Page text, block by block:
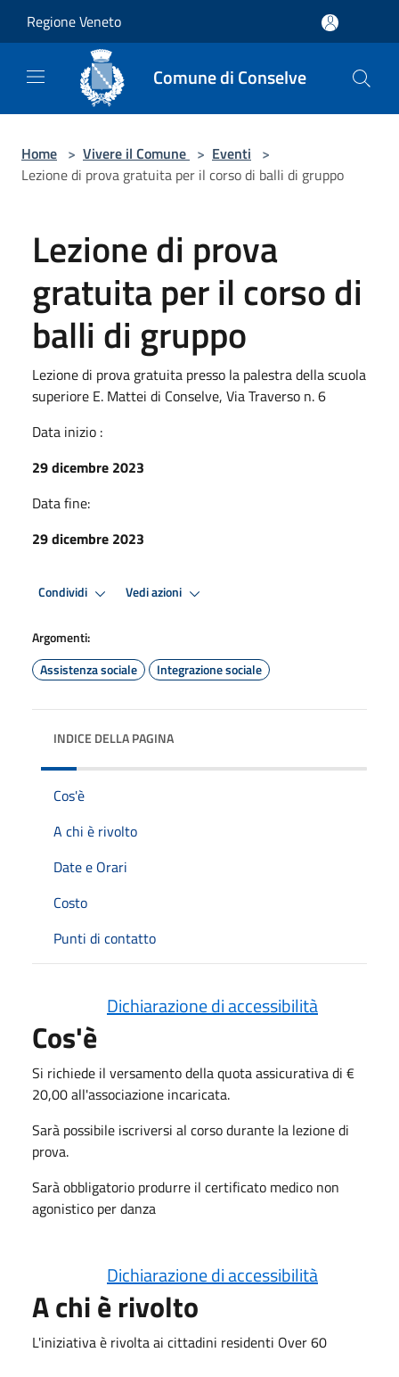
Regione Veneto
Comune di Conselve
Home > Vivere il Comune > Eventi >
Lezione di prova gratuita per il corso di balli di gruppo
Lezione di prova
gratuita per il corso di
balli di gruppo
Lezione di prova gratuita presso la palestra della scuola
superiore E. Mattei di Conselve, Via Traverso n. 6
Data inizio :
29 dicembre 2023
Data fine:
29 dicembre 2023
Condividi Vedi azioni
Argomenti:
Assistenza sociale
Integrazione sociale
INDICE DELLA PAGINA
Cos'è
A chi è rivolto
Date e Orari
Costo
Punti di contatto
Dichiarazione di accessibilità
Cos'è
Si richiede il versamento della quota assicurativa di €
20,00 all'associazione incaricata.
Sarà possibile iscriversi al corso durante la lezione di
prova.
Sarà obbligatorio produrre il certificato medico non
agonistico per danza
Dichiarazione di accessibilità
A chi è rivolto
L'iniziativa è rivolta ai cittadini residenti Over 60